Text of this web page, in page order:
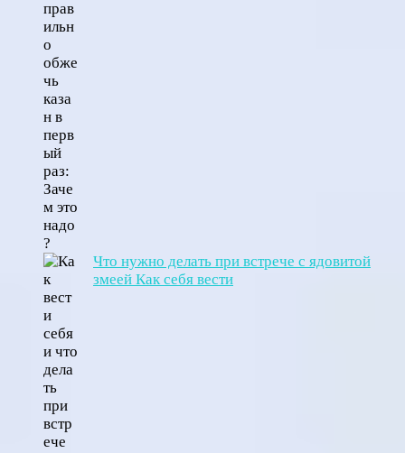
Что нужно делать при встрече с ядовитой
змеей Как себя вести